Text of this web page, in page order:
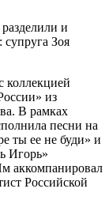
и
Зоя
коллекцией
из
В рамках
песни на
ты ее не буди» и
Игорь»
аккомпанировал
Российской